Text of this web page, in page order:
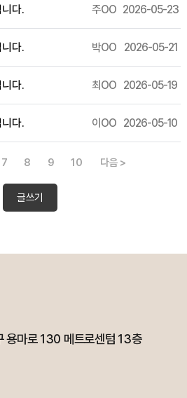
다. 주OO 2026-05-23
다. 박OO 2026-05-21
다. 최OO 2026-05-19
다. 이OO 2026-05-10
7 8 9 10 다음 >
글쓰기
용마로 130 메트로센텀 13층